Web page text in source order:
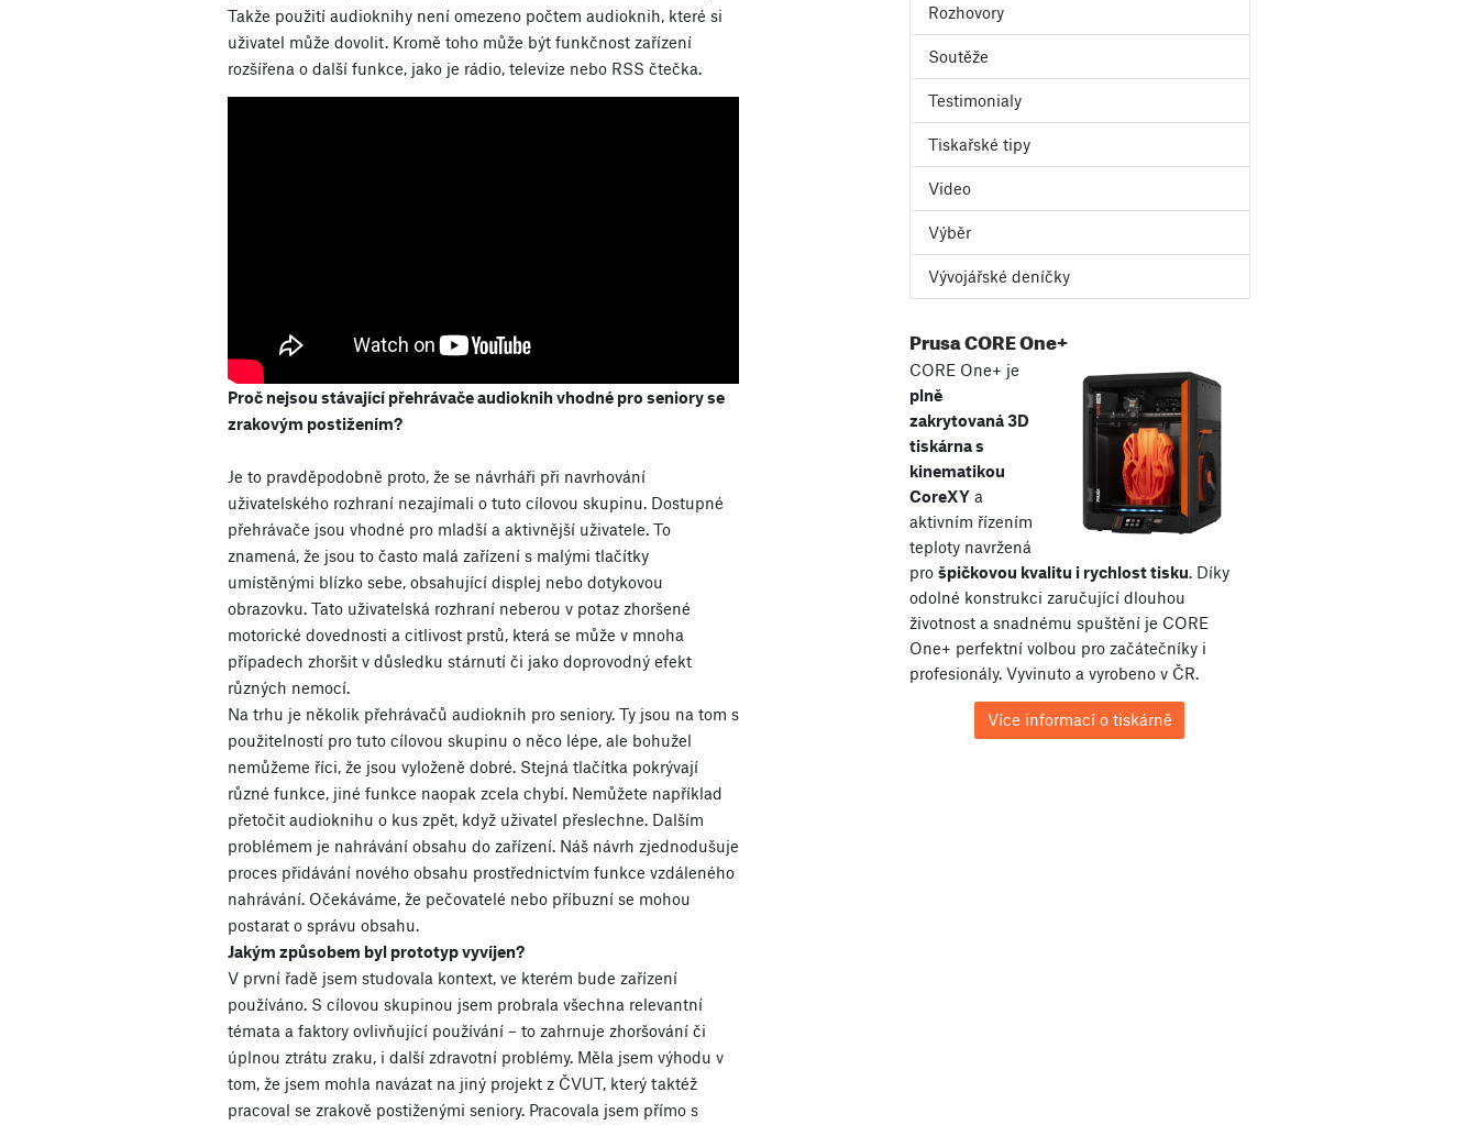
Takže použití audioknihy není omezeno počtem audioknih, které si
uživatel může dovolit. Kromě toho může být funkčnost zařízení
rozšířena o další funkce, jako je rádio, televize nebo RSS čtečka.
Proč nejsou stávající přehrávače audioknih vhodné pro seniory se
zrakovým postižením?
Je to pravděpodobně proto, že se návrháři při navrhování
uživatelského rozhraní nezajímali o tuto cílovou skupinu. Dostupné
přehrávače jsou vhodné pro mladší a aktivnější uživatele. To
znamená, že jsou to často malá zařízení s malými tlačítky
umístěnými blízko sebe, obsahující displej nebo dotykovou
obrazovku. Tato uživatelská rozhraní neberou v potaz zhoršené
motorické dovednosti a citlivost prstů, která se může v mnoha
případech zhoršit v důsledku stárnutí či jako doprovodný efekt
různých nemocí.
Na trhu je několik přehrávačů audioknih pro seniory. Ty jsou na tom s
použitelností pro tuto cílovou skupinu o něco lépe, ale bohužel
nemůžeme říci, že jsou vyloženě dobré. Stejná tlačítka pokrývají
různé funkce, jiné funkce naopak zcela chybí. Nemůžete například
přetočit audioknihu o kus zpět, když uživatel přeslechne. Dalším
problémem je nahrávání obsahu do zařízení. Náš návrh zjednodušuje
proces přidávání nového obsahu prostřednictvím funkce vzdáleného
nahrávání. Očekáváme, že pečovatelé nebo příbuzní se mohou
postarat o správu obsahu.
Jakým způsobem byl prototyp vyvíjen?
V první řadě jsem studovala kontext, ve kterém bude zařízení
používáno. S cílovou skupinou jsem probrala všechna relevantní
témata a faktory ovlivňující používání – to zahrnuje zhoršování či
úplnou ztrátu zraku, i další zdravotní problémy. Měla jsem výhodu v
tom, že jsem mohla navázat na jiný projekt z ČVUT, který taktéž
pracoval se zrakově postiženými seniory. Pracovala jsem přímo s
Rozhovory
Soutěže
Testimonialy
Tiskařské tipy
Video
Výběr
Vývojářské deníčky
Prusa CORE One+
CORE One+ je
plně
zakrytovaná 3D
tiskárna s
kinematikou
CoreXYa
aktivním řízením
teploty navržená
pro špičkovou kvalitu i rychlost tisku. Díky
odolné konstrukci zaručující dlouhou
životnost a snadnému spuštění je CORE
One+ perfektní volbou pro začátečníky i
profesionály. Vyvinuto a vyrobeno v ČR.
Více informací o tiskárně